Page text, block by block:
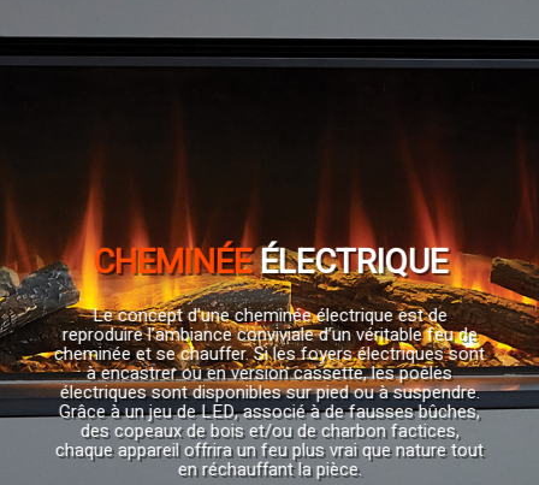
CHEMINÉEÉLECTRIQUE
Le concept d’une cheminée électrique est de
reproduire l’ambiance conviviale d’un véritable feu de
cheminée et se chauffer. Si les foyers électriques sont
à encastrer ou en version cassette, les poêles
électriques sont disponibles sur pied ou à suspendre.
Grâce à un jeu de LED, associé à de fausses bûches,
des copeaux de bois et/ou de charbon factices,
chaque appareil offrira un feu plus vrai que nature tout
en réchauffant la pièce.